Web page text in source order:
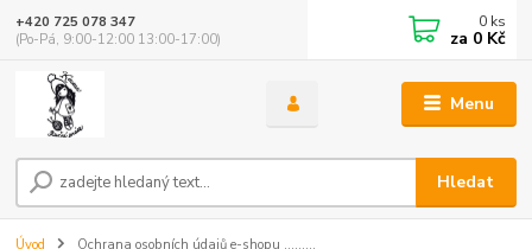
Menu
Hledat
+420 725 078 347
(Po-Pá, 9:00-12:00 13:00-17:00)
0 ks
za 0 Kč
Úvod Ochrana osobních údajů e-shopu ………